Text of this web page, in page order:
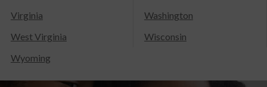
Virginia
Washington
West Virginia
Wisconsin
Wyoming